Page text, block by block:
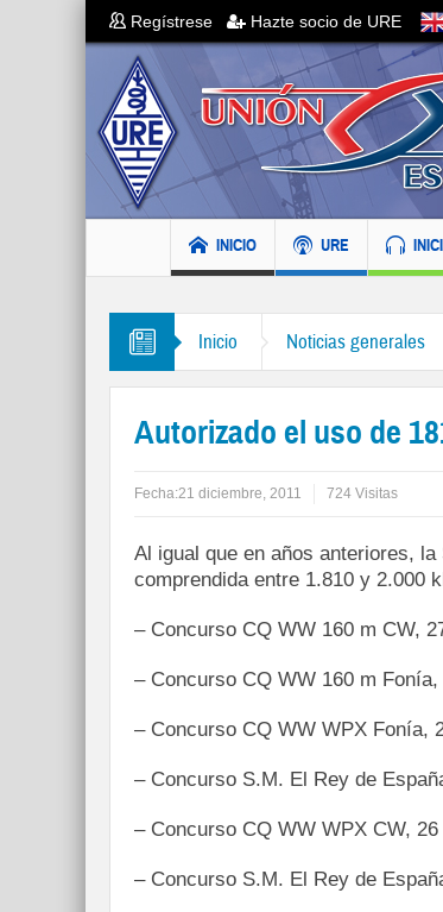
Regístrese Hazte socio de URE
INICIO URE
Inicio Noticias generales
Autorizado el uso de
Fecha:21 diciembre, 2011 724 Visitas
Al igual que en años anteriores,
comprendida entre 1.810 y 2.000
– Concurso CQ WW 160 m CW,
– Concurso CQ WW 160 m
– Concurso CQ WW WPX Fonía,
– Concurso S.M. El Rey de
– Concurso CQ WW WPX CW,
– Concurso S.M. El Rey de